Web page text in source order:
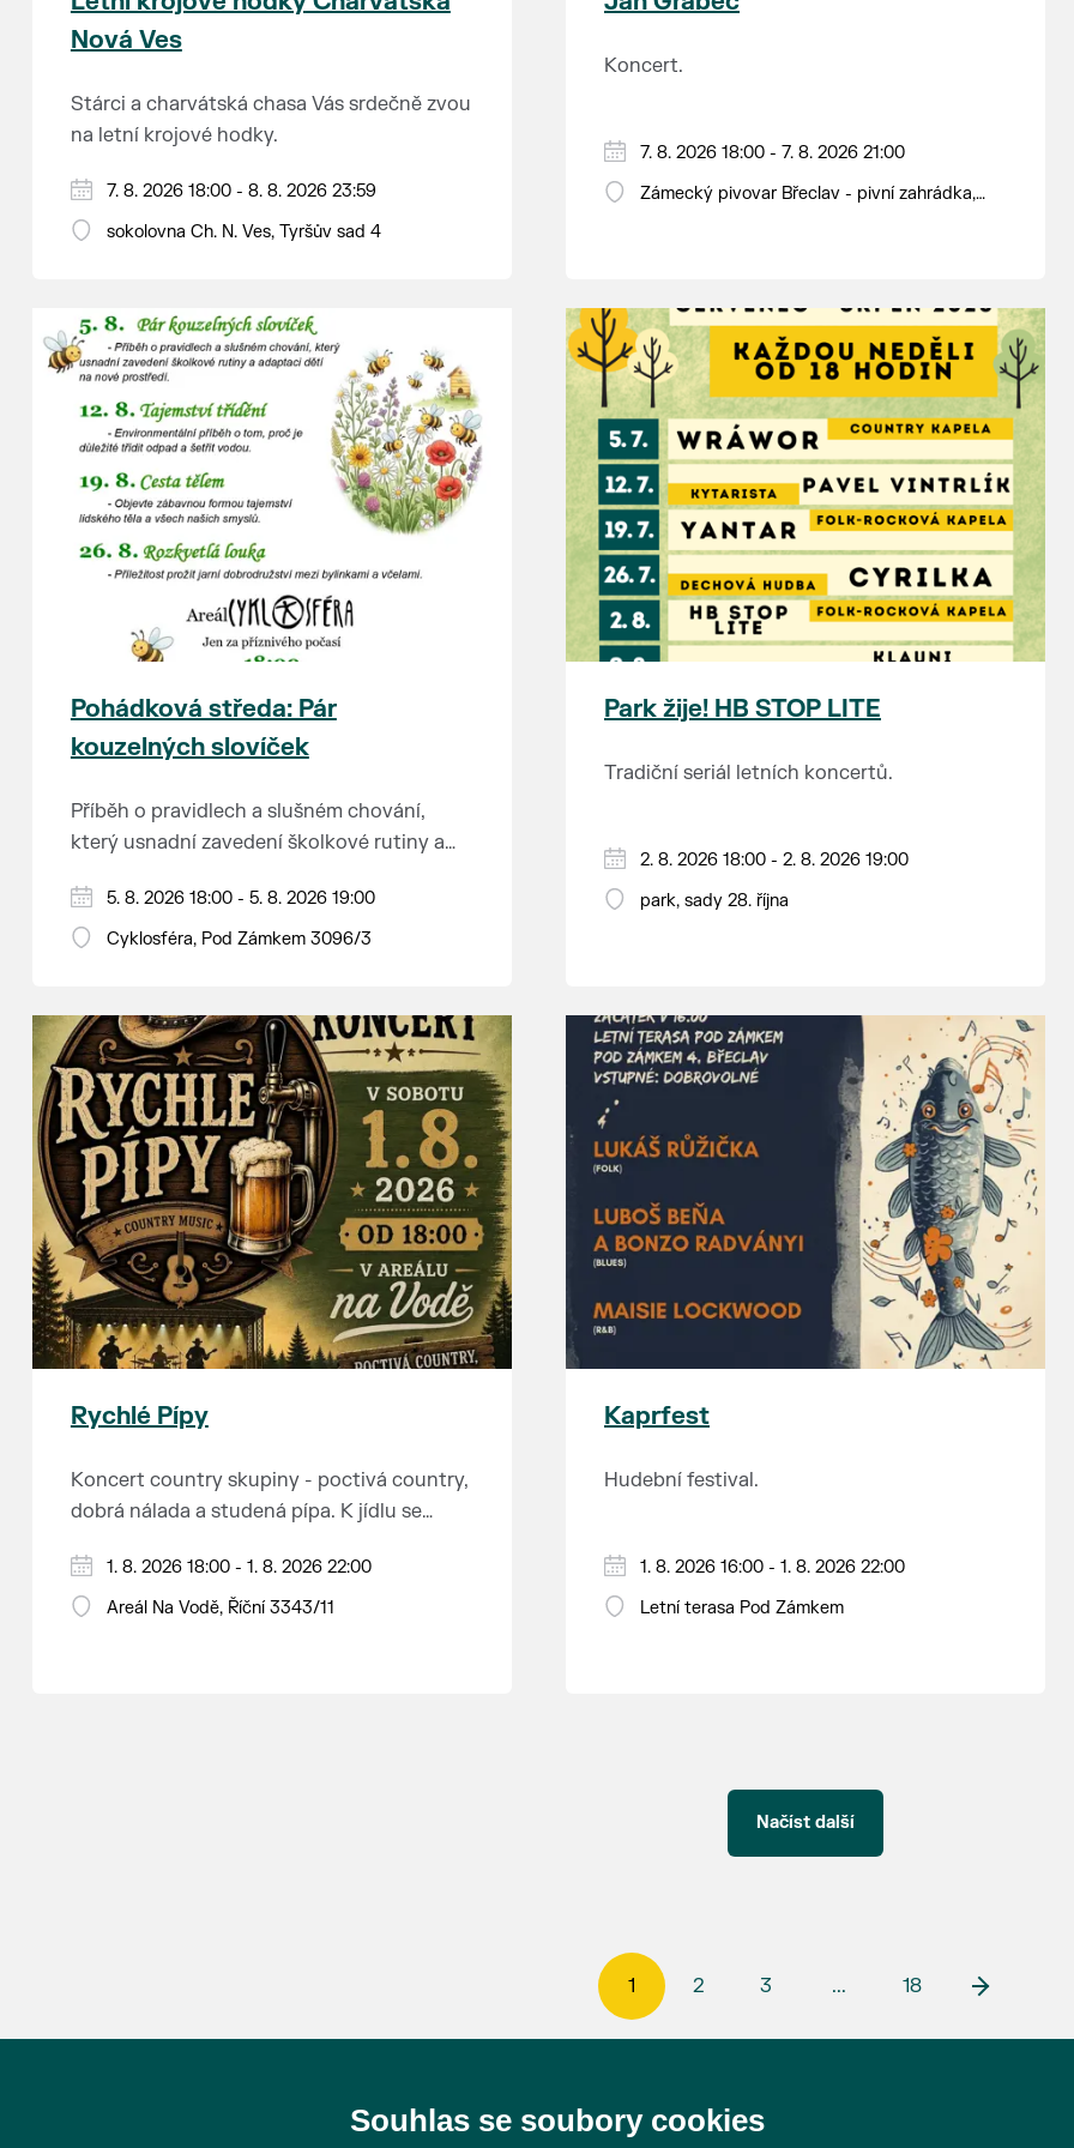
kulturního dědictví UNESCO.
Nová Ves
Stárci a charvátská chasa Vás srdečně zvou
na letní krojové hodky.
PÁTEK 7. srpna
18:00 - ruční stavění máje
14:00 - krojový průvod pro stárky od
hostince “U Buvola”
16:00 - odpolední zábava na sokolovně
21:00 - večerní zábava
K tanci a poslechu bude hrát DH
Lanžhotčané.
7. 8. 2026 18:00 - 8. 8. 2026 23:59
sokolovna Ch. N. Ves, Tyršův sad 4
Koncert.
7. 8. 2026 18:00 - 7. 8. 2026 21:00
Zámecký pivovar Břeclav - pivní zahrádka,
Pohádková středa: Pár
kouzelných slovíček
Příběh o pravidlech a slušném chování,
který usnadní zavedení školkové rutiny a
Hraje se jen za příznivého počasí.
Vstupné dobrovolné.
5. 8. 2026 18:00 - 5. 8. 2026 19:00
Cyklosféra, Pod Zámkem 3096/3
Park žije! HB STOP LITE
Tradiční seriál letních koncertů.
2. 8. 2026 18:00 - 2. 8. 2026 19:00
park, sady 28. října
Rychlé Pípy
Koncert country skupiny - poctivá country,
dobrá nálada a studená pípa. K jídlu se
1. 8. 2026 18:00 - 1. 8. 2026 22:00
Areál Na Vodě, Říční 3343/11
Kaprfest
Hudební festival.
1. 8. 2026 16:00 - 1. 8. 2026 22:00
Letní terasa Pod Zámkem
Načíst další
1 2 3 ... 18
Souhlas se soubory cookies